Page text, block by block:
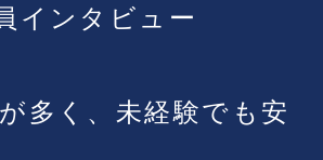
インタビュー
多く、未経験でも安